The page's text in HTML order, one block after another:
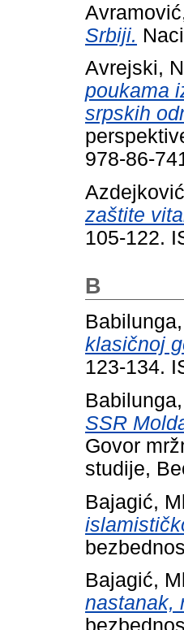
Srbiji.
Avrejski,
poukama
srpskih
978-86-
zaštite
105-122.
B
klasičnoj
123-134.
SSR
Govor
studije,
Bajagić,
Bajagić,
nastanak,